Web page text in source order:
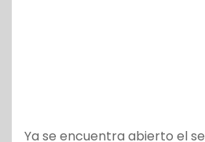
Ya se encuentra abierto el